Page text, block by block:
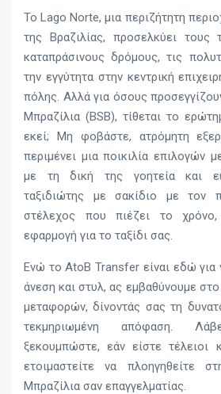
Το Lago Norte, μια περιζήτητη
της Βραζιλίας, προσελκύει τους
καταπράσινους δρόμους, τις
την εγγύτητα στην κεντρική
πόλης. Αλλά για όσους
Μπραζίλια (BSB), τίθεται το
εκεί; Μη φοβάστε, ατρόμητη
περιμένει μια ποικιλία επιλογών
με τη δική της γοητεία και
ταξιδιώτης με σακίδιο με τον
στέλεχος που πιέζει το
εφαρμογή για το ταξίδι σας.
Ενώ το AtoB Transfer είναι εδώ για
άνεση και στυλ, ας εμβαθύνουμε
μεταφορών, δίνοντάς σας τη
τεκμηριωμένη απόφαση.
ξεκουμπώστε, εάν είστε τέλειοι
ετοιμαστείτε να πλοηγηθείτε
Μπραζίλια σαν επαγγελματίας.